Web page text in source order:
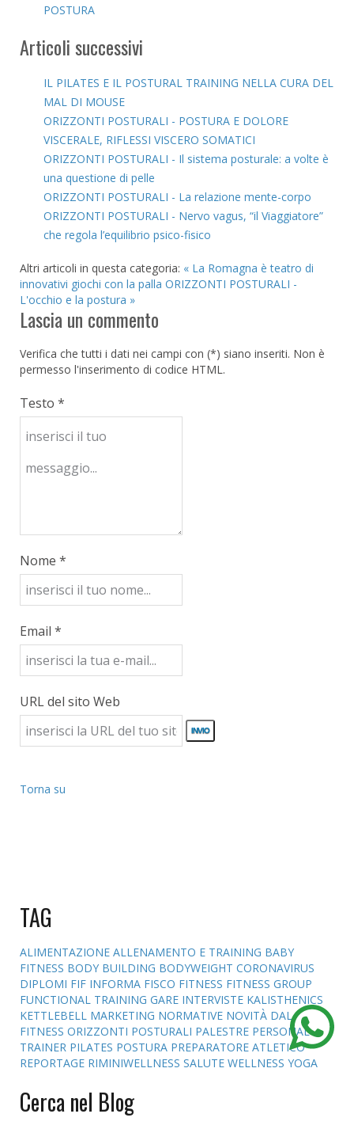
POSTURA
Articoli successivi
IL PILATES E IL POSTURAL TRAINING NELLA CURA DEL
MAL DI MOUSE
ORIZZONTI POSTURALI - POSTURA E DOLORE
VISCERALE, RIFLESSI VISCERO SOMATICI
ORIZZONTI POSTURALI - Il sistema posturale: a volte è
una questione di pelle
ORIZZONTI POSTURALI - La relazione mente-corpo
ORIZZONTI POSTURALI - Nervo vagus, “il Viaggiatore”
che regola l’equilibrio psico-fisico
Altri articoli in questa categoria: « La Romagna è teatro di
innovativi giochi con la palla ORIZZONTI POSTURALI -
L'occhio e la postura »
Lascia un commento
Verifica che tutti i dati nei campi con (*) siano inseriti. Non è
permesso l'inserimento di codice HTML.
Testo *
Nome *
Email *
URL del sito Web
Torna su
TAG
ALIMENTAZIONE ALLENAMENTO E TRAINING BABY
FITNESS BODY BUILDING BODYWEIGHT CORONAVIRUS
DIPLOMI FIF INFORMA FISCO FITNESS FITNESS GROUP
FUNCTIONAL TRAINING GARE INTERVISTE KALISTHENICS
KETTLEBELL MARKETING NORMATIVE NOVITÀ DAL
FITNESS ORIZZONTI POSTURALI PALESTRE PERSONAL
TRAINER PILATES POSTURA PREPARATORE ATLETICO
REPORTAGE RIMINIWELLNESS SALUTE WELLNESS YOGA
Cerca nel Blog